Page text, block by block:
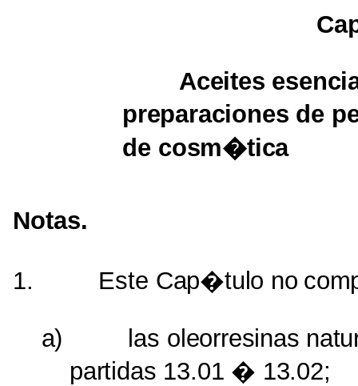
Aceites
preparaciones de
de cosm�tica
Notas.
1. Este Cap�tulo no
a) las oleorresinas
partidas 13.01 � 13.02;